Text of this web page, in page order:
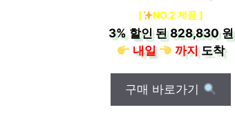
[ NO.2 제품 ]
3%할인 된828,830 원
내일
까지도착
구매 바로가기